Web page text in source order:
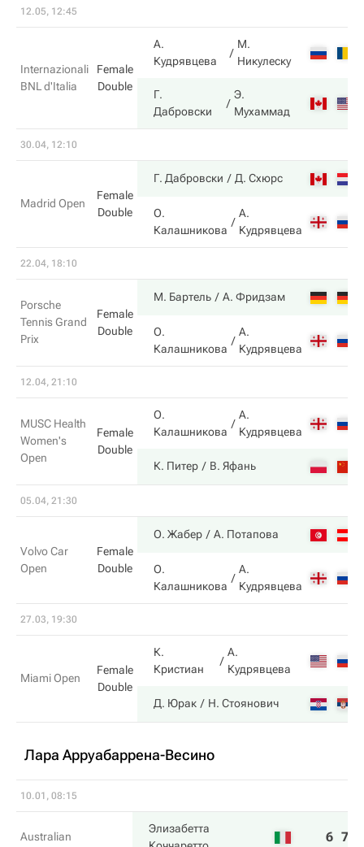
12.05, 12:45
Internazionali
BNL d'Italia
Female
Double
А.
Кудрявцева
М.
Никулеску
Г.
Дабровски
Э.
Мухаммад
30.04, 12:10
Madrid Open
Female
Double
Г. Дабровски Д. Схюрс
О.
Калашникова
А.
Кудрявцева
22.04, 18:10
Porsche
Tennis Grand
Prix
Female
Double
М. Бартель А. Фридзам
О.
Калашникова
А.
Кудрявцева
12.04, 21:10
MUSC Health
Women's
Open
Female
Double
О.
Калашникова
А.
Кудрявцева
К. Питер В. Яфань
05.04, 21:30
Volvo Car
Open
Female
Double
О. Жабер А. Потапова
О.
Калашникова
А.
Кудрявцева
27.03, 19:30
Miami Open
Female
Double
К.
Кристиан
А.
Кудрявцева
Д. Юрак Н. Стоянович
Лара Арруабаррена-Весино
10.01, 08:15
Australian
Элизабетта
6 7